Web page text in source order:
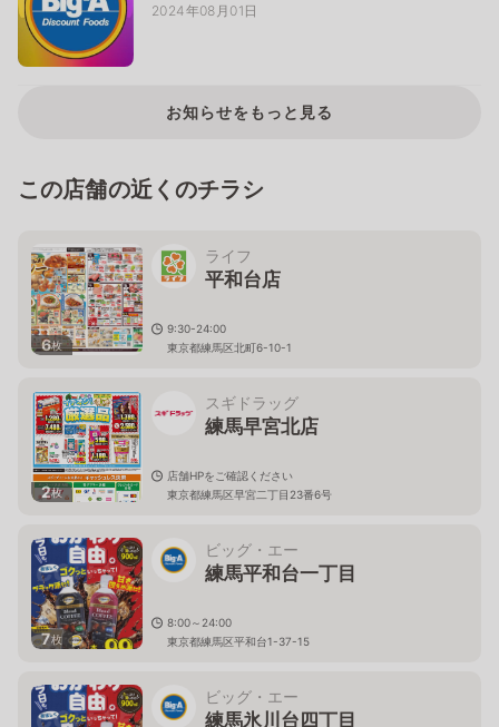
2024年08月01日
お知らせをもっと見る
この店舗の近くのチラシ
6枚
ライフ
平和台店
9:30-24:00
東京都練馬区北町6-10-1
2枚
スギドラッグ
練馬早宮北店
店舗HPをご確認ください
東京都練馬区早宮二丁目23番6号
7枚
ビッグ・エー
練馬平和台一丁目
8:00～24:00
東京都練馬区平和台1-37-15
ビッグ・エー
練馬氷川台四丁目